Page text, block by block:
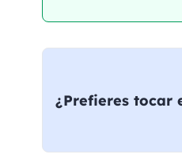
¿Prefieres tocar